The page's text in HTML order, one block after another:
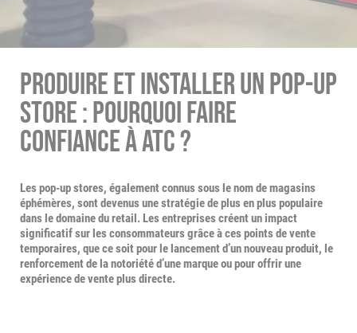
PRODUIRE ET INSTALLER UN POP-UP
STORE : POURQUOI FAIRE
CONFIANCE À ATC ?
Les pop-up stores, également connus sous le nom de magasins
éphémères, sont devenus une stratégie de plus en plus populaire
dans le domaine du retail. Les entreprises créent un impact
significatif sur les consommateurs grâce à ces points de vente
temporaires, que ce soit pour le lancement d’un nouveau produit, le
renforcement de la notoriété d’une marque ou pour offrir une
expérience de vente plus directe.